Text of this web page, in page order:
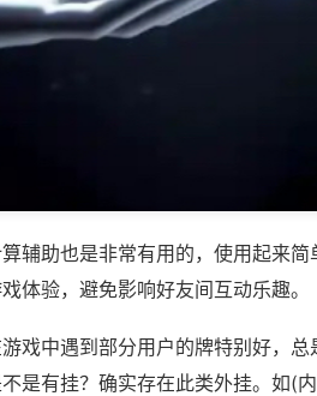
辅助也是非常有用的，使用起来
体验，避免影响好友间互动乐趣。
戏中遇到部分用户的牌特别好，总
是有挂？确实存在此类外挂。如(